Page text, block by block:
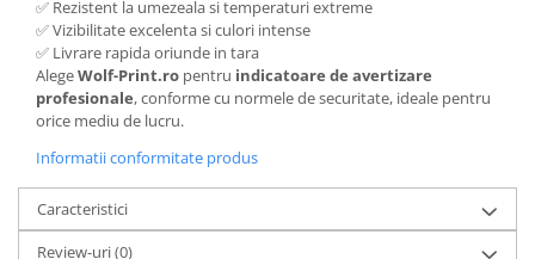
✅ Rezistent la umezeala si temperaturi extreme
✅ Vizibilitate excelenta si culori intense
✅ Livrare rapida oriunde in tara
AlegeWolf-Print.ro pentru indicatoare de avertizare
profesionale, conforme cu normele de securitate, ideale pentru
orice mediu de lucru.
Informatii conformitate produs
Caracteristici
Review-uri(0)